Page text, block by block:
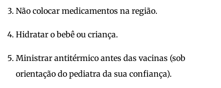
Não colocar medicamentos na região.
Hidratar o bebê ou criança.
Ministrar antitérmico antes das vacinas (sob
orientação do pediatra da sua confiança).